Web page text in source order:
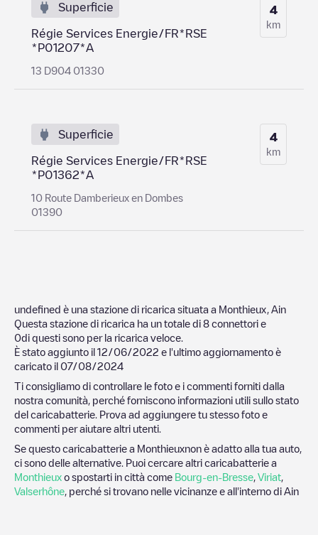
Superficie
Régie Services Energie/FR*RSE
*P01207*A
13 D904 01330
4
km
Superficie
Régie Services Energie/FR*RSE
*P01362*A
10 Route Damberieux en Dombes
01390
4
km
undefined è una stazione di ricarica situata a Monthieux Ain
Questa stazione di ricarica ha un totale di 8 connettori e
0di questi sono per la ricarica veloce.
È stato aggiunto il 12/06/2022 e l'ultimo aggiornamento è
caricato il 07/08/2024
Ti consigliamo di controllare le foto e i commenti forniti dalla
nostra comunità, perché forniscono informazioni utili sullo stato
del caricabatterie. Prova ad aggiungere tu stesso foto e
commenti per aiutare altri utenti.
Se questo caricabatterie a Monthieuxnon è adatto alla tua auto,
ci sono delle alternative. Puoi cercare altri caricabatterie a
Monthieux o spostarti in città come Bourg-en-Bresse Viriat
Valserhône , perché si trovano nelle vicinanze e all'interno di Ain